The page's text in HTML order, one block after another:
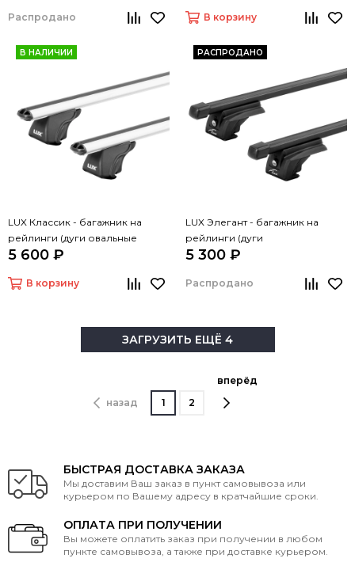
Распродано В корзину
В НАЛИЧИИ
LUX Классик - багажник на
рейлинги (дуги овальные
серые, 1,2м)
5 600 ₽
В корзину
РАСПРОДАНО
LUX Элегант - багажник на
рейлинги (дуги
прямоугольные черные, 1,2м)
5 300 ₽
Распродано
ЗАГРУЗИТЬ ЕЩЁ 4
назад 1 2
вперёд
БЫСТРАЯ ДОСТАВКА ЗАКАЗА
Мы доставим Ваш заказ в пункт самовывоза или
курьером по Вашему адресу в кратчайшие сроки.
ОПЛАТА ПРИ ПОЛУЧЕНИИ
Вы можете оплатить заказ при получении в любом
пункте самовывоза, а также при доставке курьером.